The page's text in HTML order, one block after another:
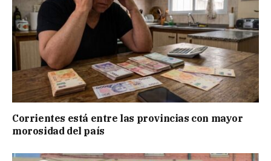
Corrientes está entre las provincias con mayor
morosidad del país